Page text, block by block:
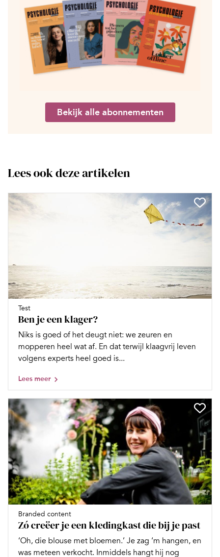
Bekijk alle abonnementen
Lees ook deze artikelen
Test
Ben je een klager?
Niks is goed of het deugt niet: we zeuren en
mopperen heel wat af. En dat terwijl klaagvrij leven
volgens experts heel goed is...
Lees meer
Branded content
Zó creëer je een kledingkast die bij je past
‘Oh, die blouse met bloemen.’ Je zag ‘m hangen, en
was meteen verkocht. Inmiddels hangt hij nog